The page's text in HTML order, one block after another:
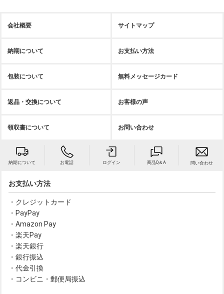
会社概要 サイトマップ
納期について お支払い方法
包装について 無料メッセージカード
返品・交換について お客様の声
領収書について お問い合わせ
納期について お電話 ログイン 商品Q＆A 問い合わせ
お支払い方法
・クレジットカード
・PayPay
・Amazon Pay
・楽天Pay
・楽天銀行
・銀行振込
・代金引換
・コンビニ・郵便局振込